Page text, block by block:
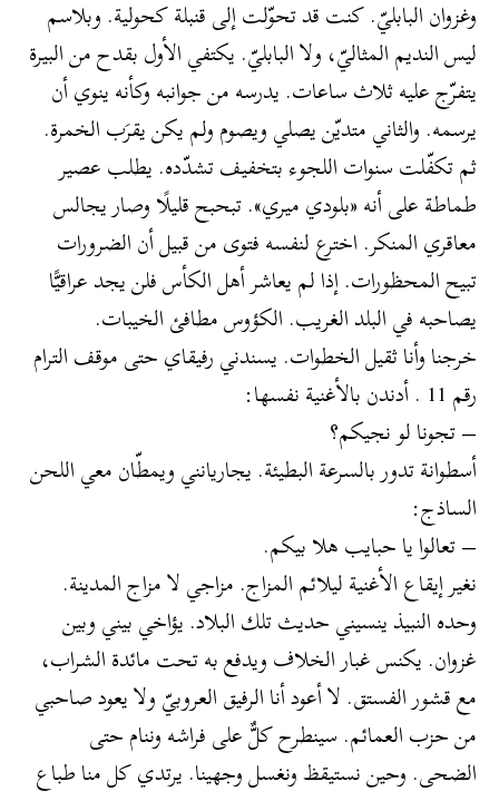
وغزوان البابليّ. كنت قد تحوّلت إلى قنبلة كحولية. وبلاسم
ليس النديم المثاليّ، ولا البابليّ. يكتفي الأول بقدح من البيرة
يتفرّج عليه ثلاث ساعات. يدرسه من جوانبه وكأنه ينوي أن
يرسمه. والثاني متديّن يصلي ويصوم ولم يكن يقرَب الخمرة.
ثم تكفّلت سنوات اللجوء بتخفيف تشدّده. يطلب عصير
طماطة على أنه «بلودي ميري». تبحبح قليلًا وصار يجالس
معاقري المنكر. اخترع لنفسه فتوى من قبيل أن الضرورات
تبيح المحظورات. إذا لم يعاشر أهل الكأس فلن يجد عراقيًّا
يصاحبه في البلد الغريب. الكؤوس مطافئ الخيبات.
خرجنا وأنا ثقيل الخطوات. يسندني رفيقاي حتى موقف الترام
رقم 11 . أدندن بالأغنية نفسها:
– تجونا لو نجيكم؟
أسطوانة تدور بالسرعة البطيئة. يجاريانني ويمطّان معي اللحن
الساذج:
– تعالوا يا حبايب هلا بيكم.
نغير إيقاع الأغنية ليلائم المزاج. مزاجي لا مزاج المدينة.
وحده النبيذ ينسيني حديث تلك البلاد. يؤاخي بيني وبين
غزوان. يكنس غبار الخلاف ويدفع به تحت مائدة الشراب،
مع قشور الفستق. لا أعود أنا الرفيق العروبيّ ولا يعود صاحبي
من حزب العمائم. سينطرح كلٌّ على فراشه وننام حتى
الضحى. وحين نستيقظ ونغسل وجهينا. يرتدي كل منا طباع